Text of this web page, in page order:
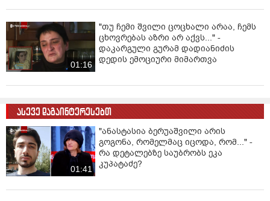
01:16
"თუ ჩემი შვილი ცოცხალი არაა, ჩემს
ცხოვრებას აზრი არ აქვს..." -
დაკარგული გურამ დადიანიძის
დედის ემოციური მიმართვა
ასევე დაგაინტერესებთ
01:41
"ანასტასია ბერუაშვილი არის
გოგონა, რომელმაც იცოდა, რომ..." -
რა დეტალებზე საუბრობს ეკა
კუპატაძე?